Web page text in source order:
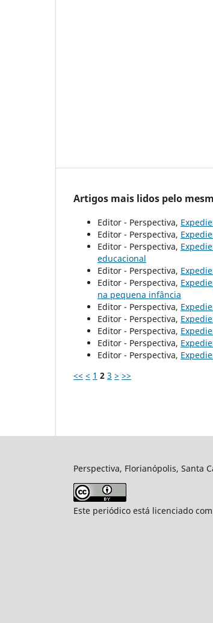
Artigos mais lidos pelo
Editor - Perspectiva,
Editor - Perspectiva,
Editor - Perspectiva,
educacional
Editor - Perspectiva,
Editor - Perspectiva,
na pequena infância
Editor - Perspectiva,
Editor - Perspectiva,
Editor - Perspectiva,
Editor - Perspectiva,
Editor - Perspectiva,
<< < 1 2 3 > >>
Perspectiva, Florianópolis, Santa
Este periódico está licenciado